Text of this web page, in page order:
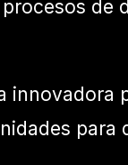
de
innovadora
para